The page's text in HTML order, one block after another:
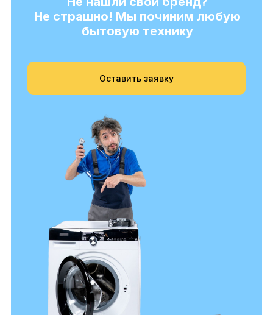
Не страшно! Мы починим любую
бытовую технику
Оставить заявку